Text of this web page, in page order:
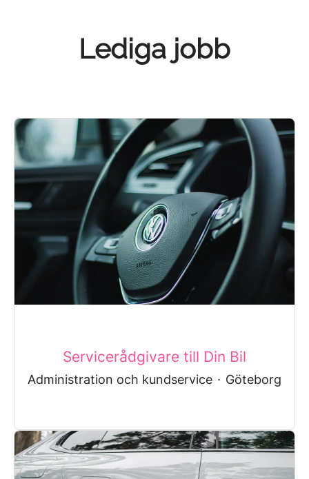
Lediga jobb
Servicerådgivare till Din Bil
Administration och kundservice · Göteborg